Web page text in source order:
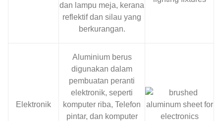
dan lampu meja, kerana
reflektif dan silau yang
berkurangan.
Elektronik
Aluminium berus
digunakan dalam
pembuatan peranti
elektronik, seperti
komputer riba, Telefon
pintar, dan komputer